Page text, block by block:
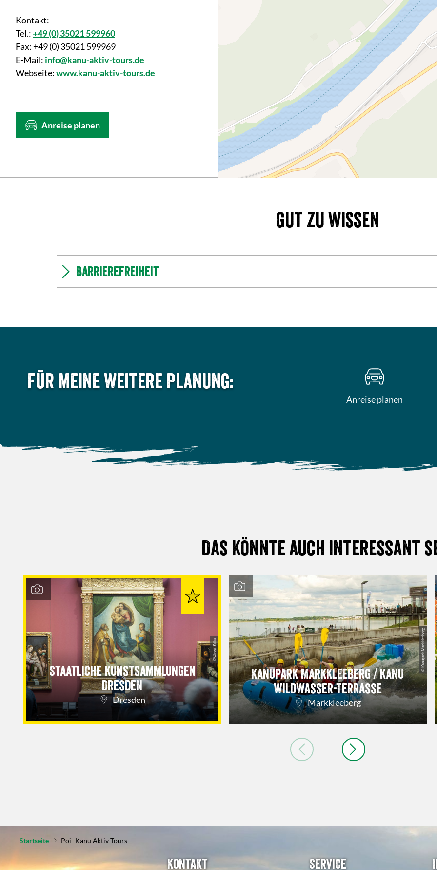
Kontakt:
Tel.:+49 (0) 35021 599960
Fax:+49 (0) 35021 599969
E-Mail: info@kanu-aktiv-tours.de
Webseite:www.kanu-aktiv-tours.de
Anreise planen
Gut zu wissen
Barrierefreiheit
Für meine weitere Planung:
Anreise planen
Das könnte auch interessant
Staatliche Kunstsammlungen
Dresden
Dresden
© Oliver Killig
Kanupark Markkleeberg / KANU
Wildwasser-Terrasse
Markkleeberg
© Kanupark Markkleeberg
Startseite Poi Kanu Aktiv Tours
Kontakt Service